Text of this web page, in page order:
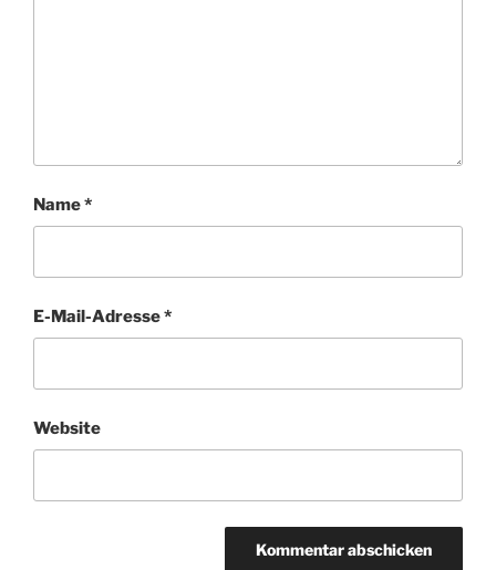
Name*
E-Mail-Adresse*
Website